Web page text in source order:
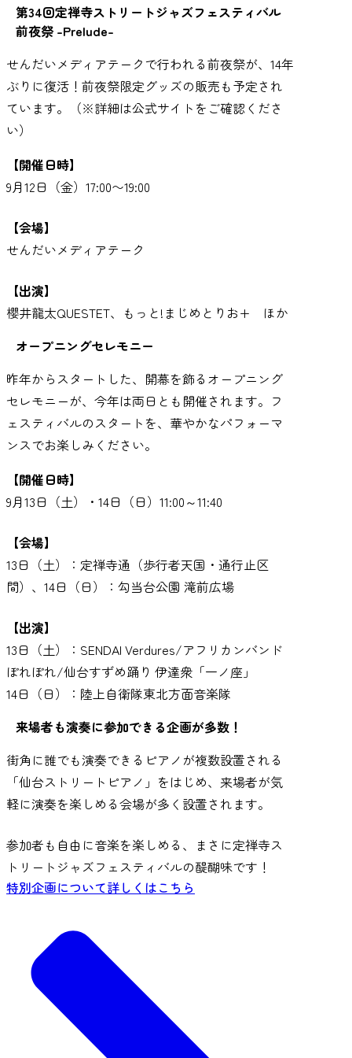
第34回定禅寺ストリートジャズフェスティバル
前夜祭 -Prelude-
せんだいメディアテークで行われる前夜祭が、14年
ぶりに復活！前夜祭限定グッズの販売も予定され
ています。（※詳細は公式サイトをご確認くださ
い）
【開催日時】
9月12日（金）17:00〜19:00
【会場】
せんだいメディアテーク
【出演】
櫻井龍太QUESTET、もっと!まじめとりお+ ほか
オープニングセレモニー
昨年からスタートした、開幕を飾るオープニング
セレモニーが、今年は両日とも開催されます。フ
ェスティバルのスタートを、華やかなパフォーマ
ンスでお楽しみください。
【開催日時】
9月13日（土）・14日（日）11:00～11:40
【会場】
13日（土）：定禅寺通（歩行者天国・通行止区
間）、14日（日）：勾当台公園 滝前広場
【出演】
13日（土）：SENDAI Verdures/アフリカンバンド
ぽれぽれ/仙台すずめ踊り 伊達衆「一ノ座」
14日（日）：陸上自衛隊東北方面音楽隊
来場者も演奏に参加できる企画が多数！
街角に誰でも演奏できるピアノが複数設置される
「仙台ストリートピアノ」をはじめ、来場者が気
軽に演奏を楽しめる会場が多く設置されます。
参加者も自由に音楽を楽しめる、まさに定禅寺ス
トリートジャズフェスティバルの醍醐味です！
特別企画について詳しくはこちら